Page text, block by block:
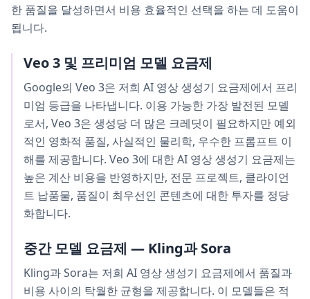
한 품질을 달성하면서 비용 효율적인 선택을 하는 데 도움이
됩니다.
Veo 3 및 프리미엄 모델 요금제
Google의 Veo 3은 저희 AI 영상 생성기 요금제에서 프리
미엄 등급을 나타냅니다. 이용 가능한 가장 발전된 모델
로서, Veo 3은 생성당 더 많은 크레딧이 필요하지만 예외
적인 영화적 품질, 사실적인 물리학, 우수한 프롬프트 이
해를 제공합니다. Veo 3에 대한 AI 영상 생성기 요금제는
높은 계산 비용을 반영하지만, 전문 프로젝트, 클라이언
트 납품물, 품질이 최우선인 콘텐츠에 대한 투자를 정당
화합니다.
중간 모델 요금제 — Kling과 Sora
Kling과 Sora는 저희 AI 영상 생성기 요금제에서 품질과
비용 사이의 탁월한 균형을 제공합니다. 이 모델들은 적